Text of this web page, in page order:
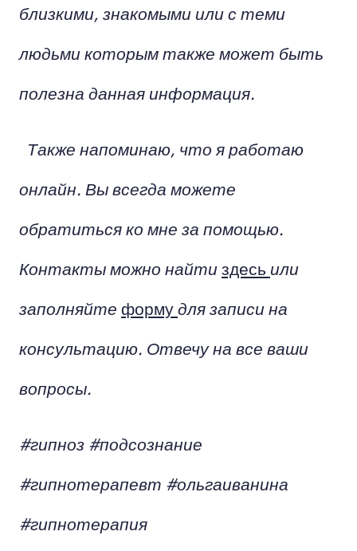
близкими, знакомыми или с теми
людьми которым также может быть
полезна данная информация.
Также напоминаю, что я работаю
онлайн. Вы всегда можете
обратиться ко мне за помощью.
Контакты можно найтиздесь или
заполняйте формудля записи на
консультацию. Отвечу на все ваши
вопросы.
#гипноз #подсознание
#гипнотерапевт #ольгаиванина
#гипнотерапия